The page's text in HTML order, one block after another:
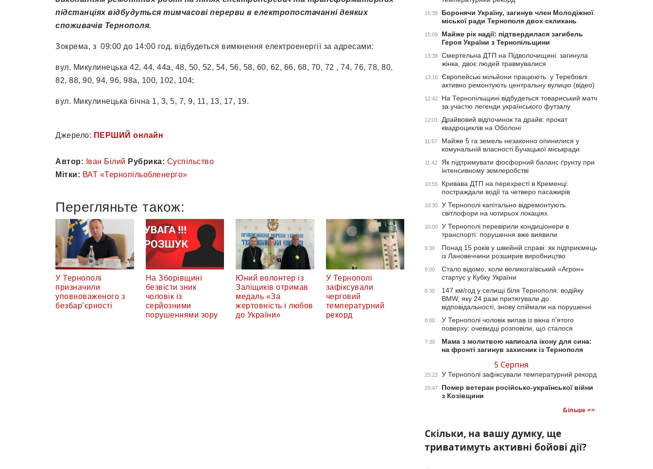
підстанціях відбудуться тимчасові перерви в електропостачанні деяких
споживачів Тернополя.
Зокрема, з 09:00 до 14:00 год. відбудеться вимкнення електроенергії за адресами:
вул. Микулинецька 42, 44, 44а, 48, 50, 52, 54, 56, 58, 60, 62, 66, 68, 70, 72 , 74, 76, 78, 80,
82, 88, 90, 94, 96, 98а, 100, 102, 104;
вул. Микулинецька бічна 1, 3, 5, 7, 9, 11, 13, 17, 19.
Джерело: ПЕРШИЙ онлайн
Автор: Іван Білий Рубрика: Суспільство
Мітки: ВАТ «Тернопільобленерго»
Перегляньте також:
У Тернополі
призначили
уповноваженого з
безбар’єрності
На Зборівщині
безвісти зник
чоловік із
серйозними
порушеннями зору
Юний волонтер із
Заліщиків отримав
медаль «За
жертовність і любов
до України»
У Тернополі
зафіксували
черговий
температурний
рекорд
15:39
Боронячи Україну, загинув член Молодіжної
міської ради Тернополя двох скликань
15:09
Майже рік надії: підтвердилася загибель
Героя України з Тернопільщини
13:38
Смертельна ДТП на Підволочищині: загинула
жінка, двоє людей травмувалися
13:16
Європейські мільйони працюють: у Теребовлі
активно ремонтують центральну вулицю (відео)
12:42
На Тернопільщині відбудеться товариський матч
за участю легенди українського футзалу
12:01
Драйвовий відпочинок та драйв: прокат
квадроциклів на Оболоні
11:57
Майже 5 га земель незаконно опинилися у
комунальній власності Бучацької міськради
11:42
Як підтримувати фосфорний баланс ґрунту при
інтенсивному землеробстві
10:55
Кривава ДТП на перехресті в Кременці:
постраждали водії та четверо пасажирів
10:30
У Тернополі капітально відремонтують
світлофори на чотирьох локаціях
10:00
У Тернополі перевірили кондиціонери в
транспорті: порушення вже виявили
9:30
Понад 15 років у швейній справі: як підприємець
із Лановеччини розширив виробництво
9:00
Стало відомо, коли великогаївський «Агрон»
стартує у Кубку України
8:30
147 км/год у селищі біля Тернополя: водійку
BMW, яку 24 рази притягували до
відповідальності, знову спіймали на порушенні
8:00
У Тернополі чоловік випав із вікна п’ятого
поверху: очевидці розповіли, що сталося
7:30
Мама з молитвою написала ікону для сина:
на фронті загинув захисник із Тернополя
5 Серпня
23:22 У Тернополі зафіксували температурний рекорд
20:47
Помер ветеран російсько-української війни
з Козівщини
Більше >>
Скільки, на вашу думку, ще
триватимуть активні бойові дії?